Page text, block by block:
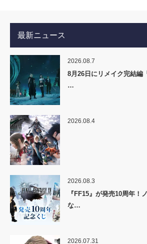
最新ニュース
2026.08.7
8月26日にリメイク完結編
…
2026.08.4
2026.08.3
『FF15』が発売10周年！
な…
2026.07.31